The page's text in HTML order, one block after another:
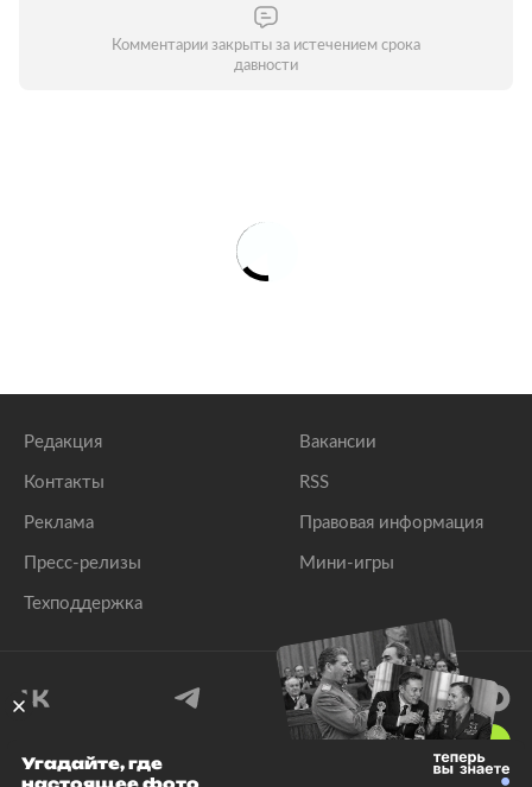
Комментарии закрыты за истечением срока
давности
Редакция
Контакты
Реклама
Пресс-релизы
Техподдержка
Вакансии
RSS
Правовая информация
Мини-игры
© 1999–2026 Все права защищены.
Угадайте, где